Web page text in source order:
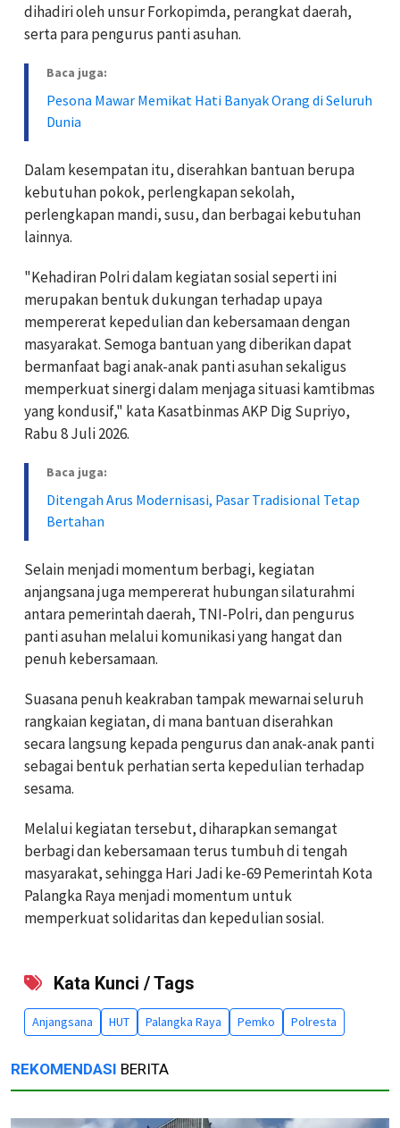
dihadiri oleh unsur Forkopimda, perangkat daerah,
serta para pengurus panti asuhan.
Baca juga:
Pesona Mawar Memikat Hati Banyak Orang di Seluruh
Dunia
Dalam kesempatan itu, diserahkan bantuan berupa
kebutuhan pokok, perlengkapan sekolah,
perlengkapan mandi, susu, dan berbagai kebutuhan
lainnya.
"Kehadiran Polri dalam kegiatan sosial seperti ini
merupakan bentuk dukungan terhadap upaya
mempererat kepedulian dan kebersamaan dengan
masyarakat. Semoga bantuan yang diberikan dapat
bermanfaat bagi anak-anak panti asuhan sekaligus
memperkuat sinergi dalam menjaga situasi kamtibmas
yang kondusif," kata Kasatbinmas AKP Dig Supriyo,
Rabu 8 Juli 2026.
Baca juga:
Ditengah Arus Modernisasi, Pasar Tradisional Tetap
Bertahan
Selain menjadi momentum berbagi, kegiatan
anjangsana juga mempererat hubungan silaturahmi
antara pemerintah daerah, TNI-Polri, dan pengurus
panti asuhan melalui komunikasi yang hangat dan
penuh kebersamaan.
Suasana penuh keakraban tampak mewarnai seluruh
rangkaian kegiatan, di mana bantuan diserahkan
secara langsung kepada pengurus dan anak-anak panti
sebagai bentuk perhatian serta kepedulian terhadap
sesama.
Melalui kegiatan tersebut, diharapkan semangat
berbagi dan kebersamaan terus tumbuh di tengah
masyarakat, sehingga Hari Jadi ke-69 Pemerintah Kota
Palangka Raya menjadi momentum untuk
memperkuat solidaritas dan kepedulian sosial.
Kata Kunci / Tags
Anjangsana HUT Palangka Raya Pemko Polresta
REKOMENDASI BERITA